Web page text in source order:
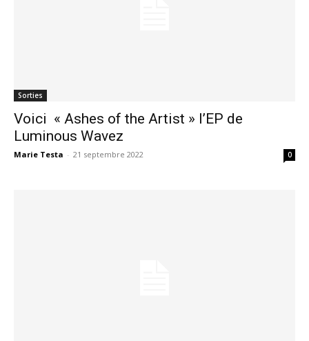
Sorties
Voici « Ashes of the Artist » l’EP de
Luminous Wavez
Marie Testa - 21 septembre 2022 0